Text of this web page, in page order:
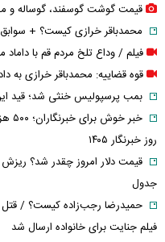
قیمت گوشت گوسفند، گوساله و
محمدباقر خرازی کیست؟ +
فیلم / وداع تلخ مردم قم با
قوه قضاییه: محمدباقر خرازی به
بمب پرسپولیس خنثی شد؛ قید این
روز خبرنگار ۱۴۰۵
جدول
حمیدرضا رجب‌زاده کیست؟ /
فیلم جنایت برای خانواده ارسال شد